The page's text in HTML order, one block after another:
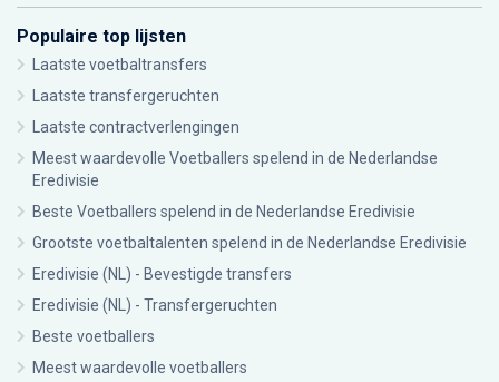
Populaire top lijsten
Laatste voetbaltransfers
Laatste transfergeruchten
Laatste contractverlengingen
Meest waardevolle Voetballers spelend in de Nederlandse
Eredivisie
Beste Voetballers spelend in de Nederlandse Eredivisie
Grootste voetbaltalenten spelend in de Nederlandse Eredivisie
Eredivisie (NL) - Bevestigde transfers
Eredivisie (NL) - Transfergeruchten
Beste voetballers
Meest waardevolle voetballers